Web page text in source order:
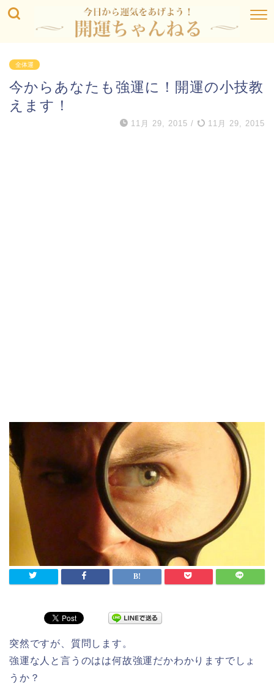
全体運
今からあなたも強運に！開運の小技教
えます！
11月 29, 2015 / 11月 29, 2015
突然ですが、質問します。
強運な人と言うのはは何故強運だかわかりますでしょ
うか？